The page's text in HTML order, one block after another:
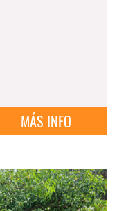
MÁS INFO